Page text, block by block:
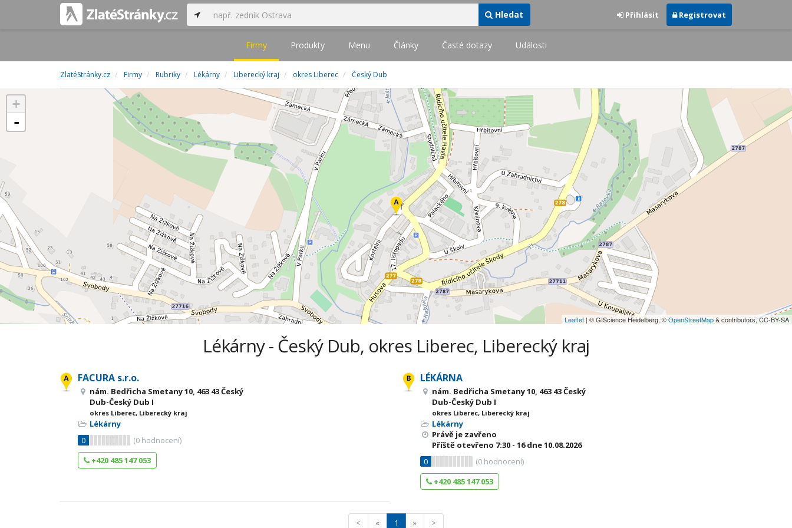
Hledat Přihlásit Registrovat
Firmy Produkty Menu Články Časté dotazy Události
ZlatéStránky.cz Firmy Rubriky Lékárny Liberecký kraj okres Liberec Český Dub
+
-
Leaflet | © GIScience Heidelberg, ©OpenStreetMap& contributors, CC-BY-SA
Lékárny - Český Dub, okres Liberec, Liberecký kraj
FACURA s.r.o.
nám. Bedřicha Smetany 10, 463 43 Český
Dub-Český Dub I
okres Liberec, Liberecký kraj
Lékárny
0
(0 hodnocení)
+420 485 147 053
LÉKÁRNA
nám. Bedřicha Smetany 10, 463 43 Český
Dub-Český Dub I
okres Liberec, Liberecký kraj
Lékárny
Právě je zavřeno
Příště otevřeno 7:30 - 16dne 10.08.2026
0
(0 hodnocení)
+420 485 147 053
< « 1 » >